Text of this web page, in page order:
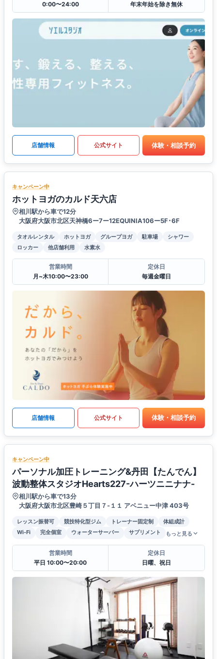
0:00〜24:00
年末年始を除き無休
店舗情報 公式サイト 体験・相談予約
キャンペーン中
ホットヨガのカルド天六店
相川駅から車で12分
大阪府大阪市北区天神橋6ー7ー12EQUINIA106ー5F･6F
タオルレンタル ホットヨガ グループヨガ 駐車場
シャワー
ロッカー
他店舗利用 水素水
営業時間
月~木10:00〜23:00
定休日
毎週金曜日
店舗情報 公式サイト 体験・相談予約
キャンペーン中
パーソナル加圧トレーニング&丹田【たんでん】
波動整体スタジオHearts227-ハーツニニナナ-
相川駅から車で13分
大阪府大阪市北区豊崎５丁目７-１１ アベニュー中津 403号
レッスン振替可 競技特化型ジム トレーナー固定制
体組成計
Wi-Fi
完全個室 ウォーターサーバー サプリメント もっと見る
営業時間
平日 10:00〜20:00
定休日
日曜、祝日